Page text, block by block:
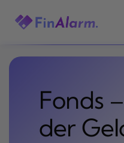
Inhalt
Fonds
der